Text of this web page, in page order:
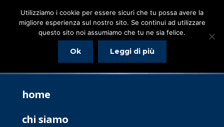
home
chi siamo
Utilizziamo i cookie per essere sicuri che tu possa avere la
migliore esperienza sul nostro sito. Se continui ad utilizzare
questo sito noi assumiamo che tu ne sia felice.
Ok Leggi di più